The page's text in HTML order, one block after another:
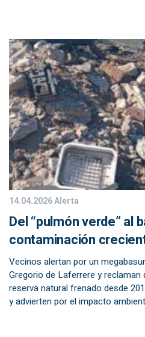
14.04.2026Alerta
Del “pulmón verde” al
contaminación
Vecinos alertan por un
Gregorio de Laferrere y reclaman
reserva natural frenado desde
y advierten por el impacto